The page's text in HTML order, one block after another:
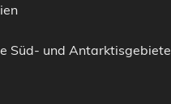
Süd- und Antarktisgebiete